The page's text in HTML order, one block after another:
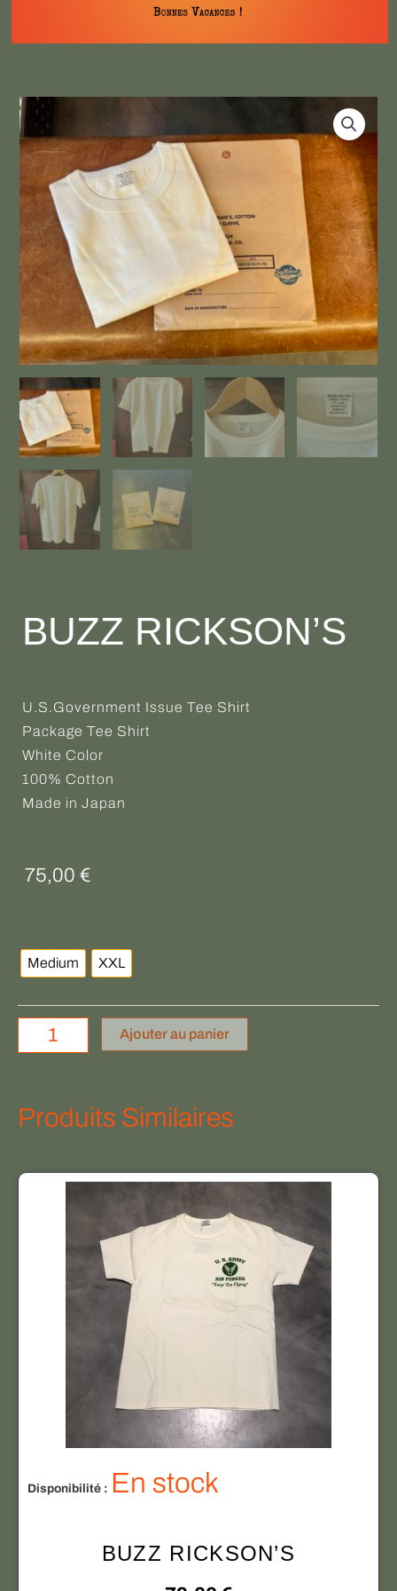
BUZZ RICKSON’S
U.S.Government Issue Tee Shirt
Package Tee Shirt
White Color
100% Cotton
Made in Japan
75,00 €
Medium XXL
de
BUZZ
Ajouter au panier
Produits Similaires
Disponibilité : En stock
BUZZ RICKSON’S